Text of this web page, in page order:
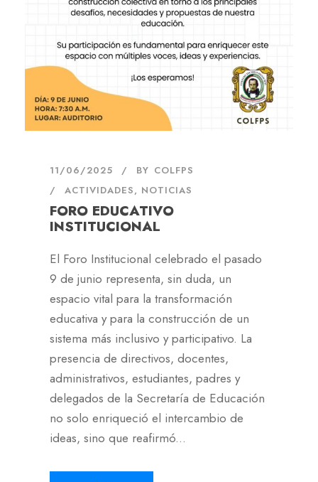
11/06/2025 BY COLFPS
ACTIVIDADES, NOTICIAS
FORO EDUCATIVO
INSTITUCIONAL
El Foro Institucional celebrado el pasado
9 de junio representa, sin duda, un
espacio vital para la transformación
educativa y para la construcción de un
sistema más inclusivo y participativo. La
presencia de directivos, docentes,
administrativos, estudiantes, padres y
delegados de la Secretaría de Educación
no solo enriqueció el intercambio de
ideas, sino que reafirmó...